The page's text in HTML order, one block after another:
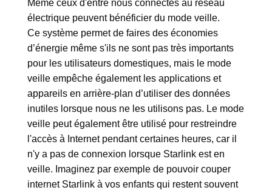
Même ceux d'entre nous connectés au réseau
électrique peuvent bénéficier du mode veille.
Ce système permet de faires des économies
d’énergie même s'ils ne sont pas très importants
pour les utilisateurs domestiques, mais le mode
veille empêche également les applications et
appareils en arrière-plan d’utiliser des données
inutiles lorsque nous ne les utilisons pas. Le mode
veille peut également être utilisé pour restreindre
l'accès à Internet pendant certaines heures, car il
n'y a pas de connexion lorsque Starlink est en
veille. Imaginez par exemple de pouvoir couper
internet Starlink à vos enfants qui restent souvent